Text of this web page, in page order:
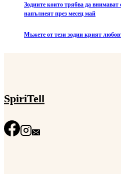
Зодиите които трябва да внимават
напълнеят през месец май
Мъжете от тези зодии крият
SpiriTell